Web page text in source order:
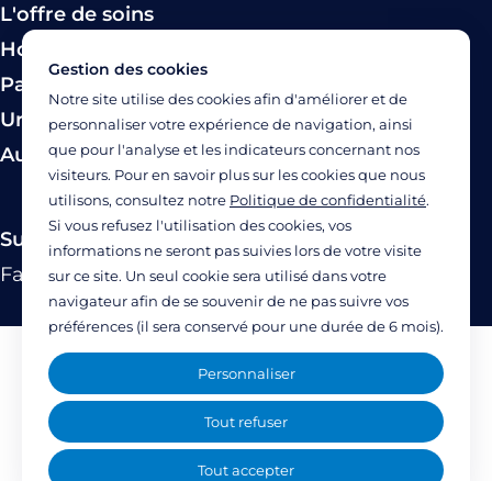
L'offre de soins
Hospitalisation
Paiement
Urgence
Autres modes de prise en charge
Suivez-nous
FacebookTwitterLinkedinYouTubeInstagram
Mentions légales
Politique de confidentialité
Accessibilité : partiellement accessible
(77%)
Gestion des cookies
Notre site utilise des cookies afin d'améliorer et de
personnaliser votre expérience de navigation, ainsi
que pour l'analyse et les indicateurs concernant nos
visiteurs. Pour en savoir plus sur les cookies que nous
utilisons, consultez notre Politique de confidentialité.
Si vous refusez l'utilisation des cookies, vos
informations ne seront pas suivies lors de votre visite
sur ce site. Un seul cookie sera utilisé dans votre
navigateur afin de se souvenir de ne pas suivre vos
préférences (il sera conservé pour une durée de 6 mois).
Tout accepter
Tout refuser
Personnaliser